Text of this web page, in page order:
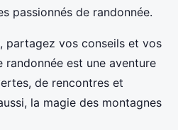
passionnés de randonnée.
partagez vos conseils et vos
est une aventure
de rencontres et
la magie des montagnes